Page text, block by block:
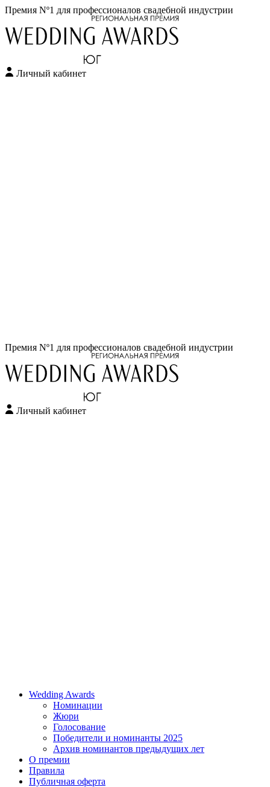
Премия Nº1 для профессионалов свадебной индустрии
Личный кабинет
Перейти
содержимому
Премия Nº1 для профессионалов свадебной индустрии
Личный кабинет
Wedding Awards
Номинации
Жюри
Голосование
Победители и номинанты 2025
Архив номинантов предыдущих лет
О премии
Правила
Публичная оферта